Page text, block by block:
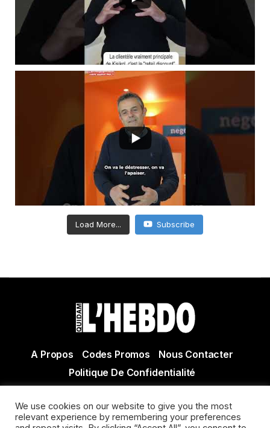
Load More... Subscribe
A Propos Codes Promos
Nous Contacter
Politique De Confidentialité
Actualité Agen - Actualité en lot et Garonne - Actualité
We use cookies on our website to give you the most
relevant experience by remembering your preferences